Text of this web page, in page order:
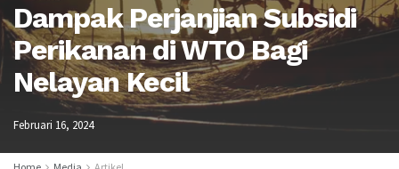
Dampak Perjanjian Subsidi
Perikanan di WTO Bagi
Nelayan Kecil
Februari 16, 2024